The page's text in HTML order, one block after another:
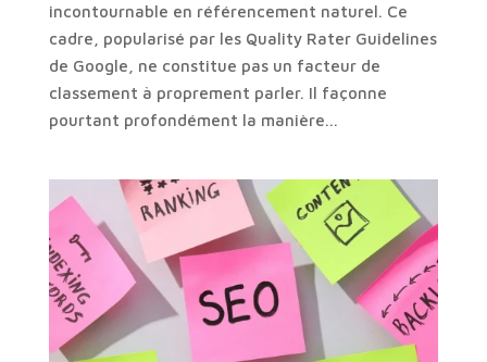
incontournable en référencement naturel. Ce
cadre, popularisé par les Quality Rater Guidelines
de Google, ne constitue pas un facteur de
classement à proprement parler. Il façonne
pourtant profondément la manière...